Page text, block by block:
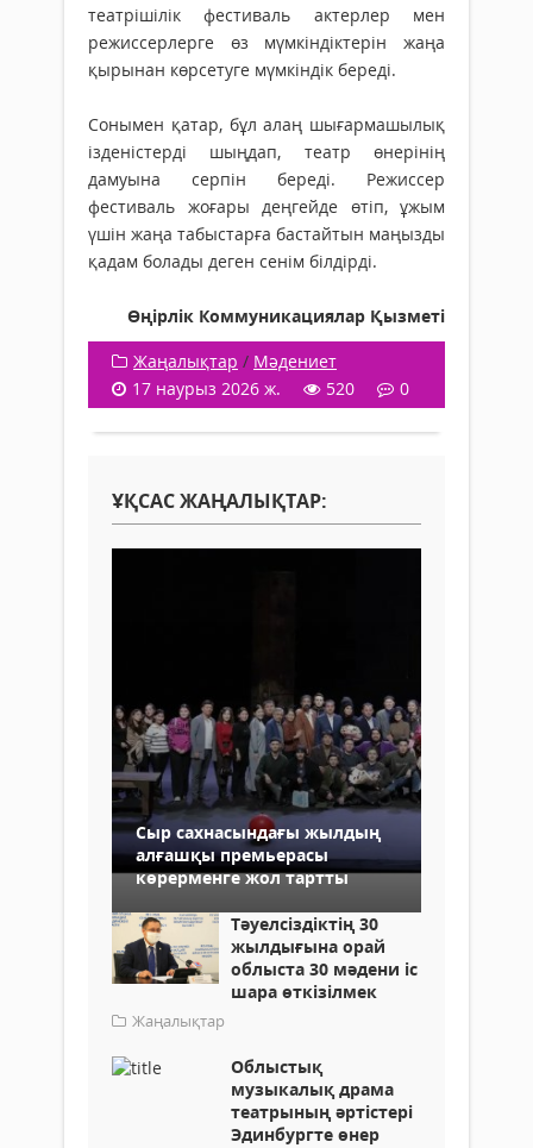
театрішілік фестиваль актерлер мен
режиссерлерге өз мүмкіндіктерін жаңа
қырынан көрсетуге мүмкіндік береді.
Сонымен қатар, бұл алаң шығармашылық
ізденістерді шыңдап, театр өнерінің
дамуына серпін береді. Режиссер
фестиваль жоғары деңгейде өтіп, ұжым
үшін жаңа табыстарға бастайтын маңызды
қадам болады деген сенім білдірді.
Өңірлік Коммуникациялар Қызметі
Жаңалықтар / Мәдениет
17 наурыз 2026 ж.
520 0
ҰҚСАС ЖАҢАЛЫҚТАР:
Сыр сахнасындағы жылдың
алғашқы премьерасы
көрерменге жол тартты
Тәуелсіздіктің 30
жылдығына орай
облыста 30 мәдени іс
шара өткізілмек
Жаңалықтар
Облыстық
музыкалық драма
театрының әртістері
Эдинбургте өнер